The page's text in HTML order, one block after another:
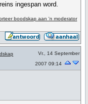
ingespan word.
boodskap aan 'n moderator
Vr., 14 September
2007 09:14